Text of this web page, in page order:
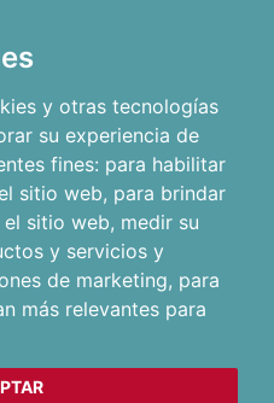
y otras tecnologías
su experiencia de
fines: para habilitar
sitio web, para brindar
el sitio web, medir su
y servicios y
de marketing, para
más relevantes para